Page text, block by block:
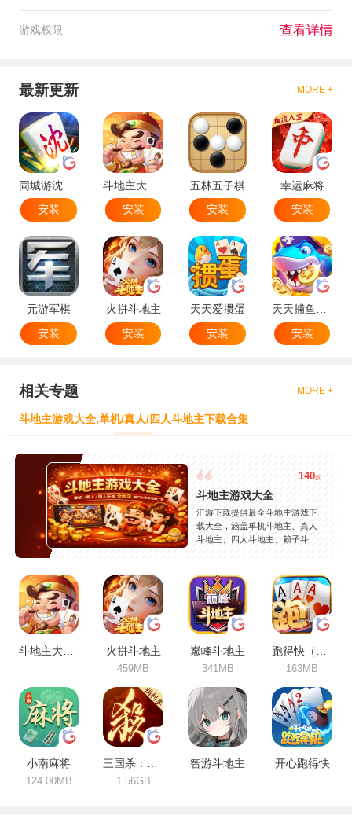
游戏权限 查看详情
最新更新 MORE +
同城游沈阳麻将
安装
安装
五林五子棋
安装
幸运麻将
安装
元游军棋
安装
火拼斗地主
安装
天天爱掼蛋
安装
安装
相关专题 MORE +
斗地主游戏大全,单机/真人/四人斗地主下载合集
140款
斗地主游戏大全
汇游下载提供最全斗地主游戏下
载大全，涵盖单机斗地主、真人
斗地主、四人斗地主、赖子斗地
游戏，支持安卓苹果免费下载，
安全稳定，持续更新。
斗地主大作战 火拼斗地主
459MB
巅峰斗地主
341MB 163MB
小南麻将
124.00MB
三国杀：一将成名
1.56GB
智游斗地主 开心跑得快